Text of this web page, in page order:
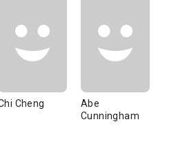
Cheng
Abe
Cunningham